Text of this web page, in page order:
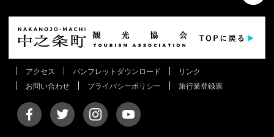
アクセス パンフレットダウンロード
リンク
お問い合わせ
プライバシーポリシー 旅行業登録票